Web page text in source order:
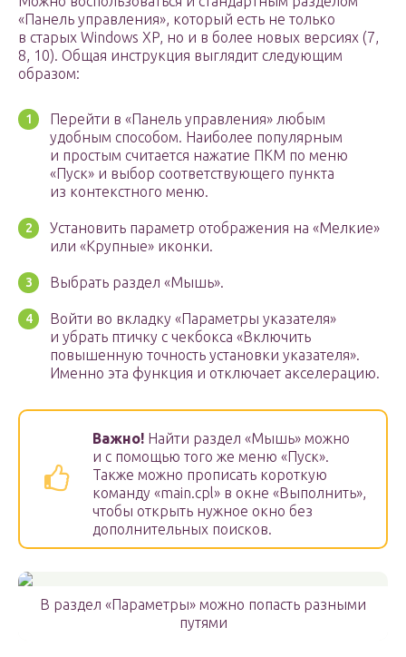
«Панель управления», который есть не только
в старых Windows XP, но и в более новых версиях (7,
8, 10). Общая инструкция выглядит следующим
образом:
Перейти в «Панель управления» любым
удобным способом. Наиболее популярным
и простым считается нажатие ПКМ по меню
«Пуск» и выбор соответствующего пункта
из контекстного меню.
Установить параметр отображения на «Мелкие»
или «Крупные» иконки.
Выбрать раздел «Мышь».
Войти во вкладку «Параметры указателя»
и убрать птичку с чекбокса «Включить
повышенную точность установки указателя».
Именно эта функция и отключает акселерацию.
Важно! Найти раздел «Мышь» можно
и с помощью того же меню «Пуск».
Также можно прописать короткую
команду «main.cpl» в окне «Выполнить»,
чтобы открыть нужное окно без
дополнительных поисков.
В раздел «Параметры» можно попасть разными
путями